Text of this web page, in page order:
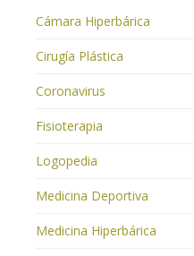
Cámara Hiperbárica
Cirugía Plástica
Coronavirus
Fisioterapia
Logopedia
Medicina Deportiva
Medicina Hiperbárica